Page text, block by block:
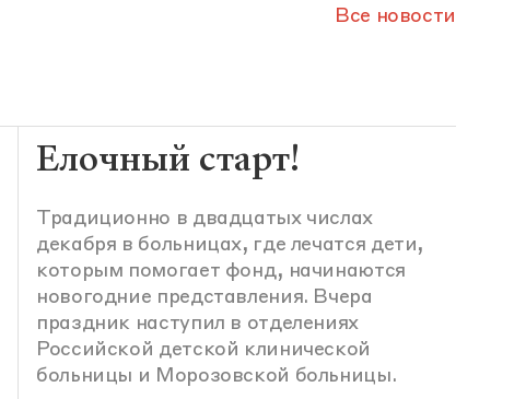
Все новости
Елочный старт!
Традиционно в двадцатых числах
декабря в больницах, где лечатся дети,
которым помогает фонд, начинаются
новогодние представления. Вчера
праздник наступил в отделениях
Российской детской клинической
больницы и Морозовской больницы.